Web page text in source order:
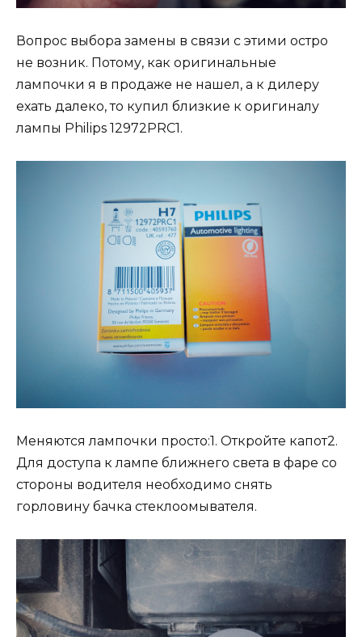
Вопрос выбора замены в связи с этими остро
не возник. Потому, как оригинальные
лампочки я в продаже не нашел, а к дилеру
ехать далеко, то купил близкие к оригиналу
лампы Philips 12972PRC1.
Меняются лампочки просто:1. Откройте капот2.
Для доступа к лампе ближнего света в фаре со
стороны водителя необходимо снять
горловину бачка стеклоомывателя.